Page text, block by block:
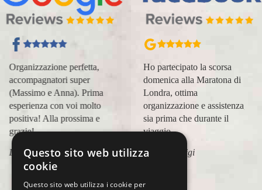
Organizzazione perfetta,
accompagnatori super
(Massimo e Anna). Prima
esperienza con voi molto
positiva! Alla prossima e
grazie!
Lara Buranti
Ho partecipato la scorsa
domenica alla Maratona di
Londra, ottima
organizzazione e assistenza,
sia prima che durante il
viaggio.
Marco Canigi
Questo sito web utilizza
cookie
Questo sito web utilizza i cookie per